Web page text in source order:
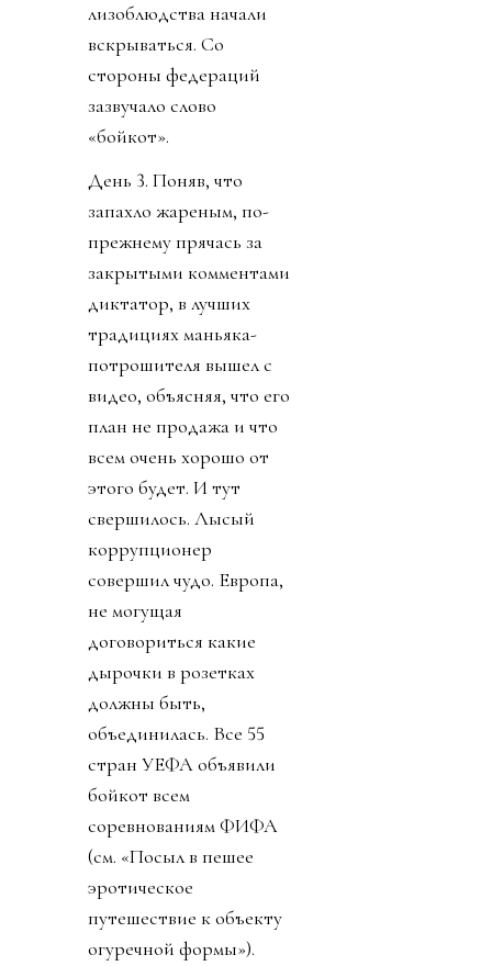
лизоблюдства начали
вскрываться. Со
стороны федераций
зазвучало слово
«бойкот».
День 3. Поняв, что
запахло жареным, по-
прежнему прячась за
закрытыми комментами
диктатор, в лучших
традициях маньяка-
потрошителя вышел с
видео, объясняя, что его
план не продажа и что
всем очень хорошо от
этого будет. И тут
свершилось. Лысый
коррупционер
совершил чудо. Европа,
не могущая
договориться какие
дырочки в розетках
должны быть,
объединилась. Все 55
стран УЕФА объявили
бойкот всем
соревнованиям ФИФА
(см. «Посыл в пешее
эротическое
путешествие к объекту
огуречной формы»).